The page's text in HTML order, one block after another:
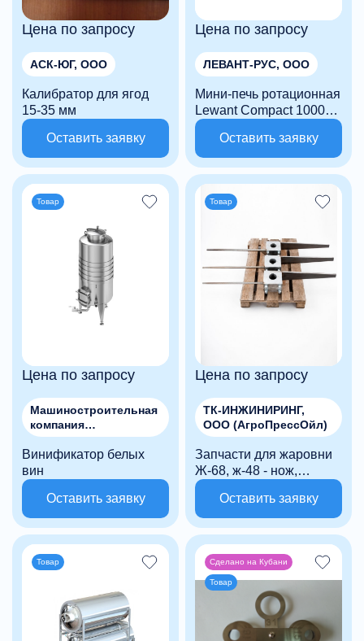
Цена по запросу
АСК-ЮГ, ООО
Калибратор для ягод
15-35 мм
Оставить заявку
Цена по запросу
ЛЕВАНТ-РУС, ООО
Мини-печь ротационная
Lewant Compact 1000e
электро
Оставить заявку
Товар
Цена по запросу
Машиностроительная
компания
"МЕТАЛЛСТРОЙМАШ"
, ООО
Винификатор белых
вин
Оставить заявку
Товар
Цена по запросу
ТК-ИНЖИНИРИНГ,
ООО (АгроПрессОйл)
Запчасти для жаровни
Ж-68, ж-48 - нож,
ступица, нож со
ступицей в сборе
Оставить заявку
Товар Сделано на Кубани
Товар